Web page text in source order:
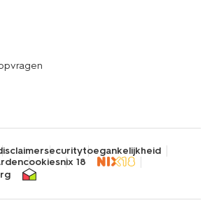
securitytoegankelijkheid
cookiesnix 18